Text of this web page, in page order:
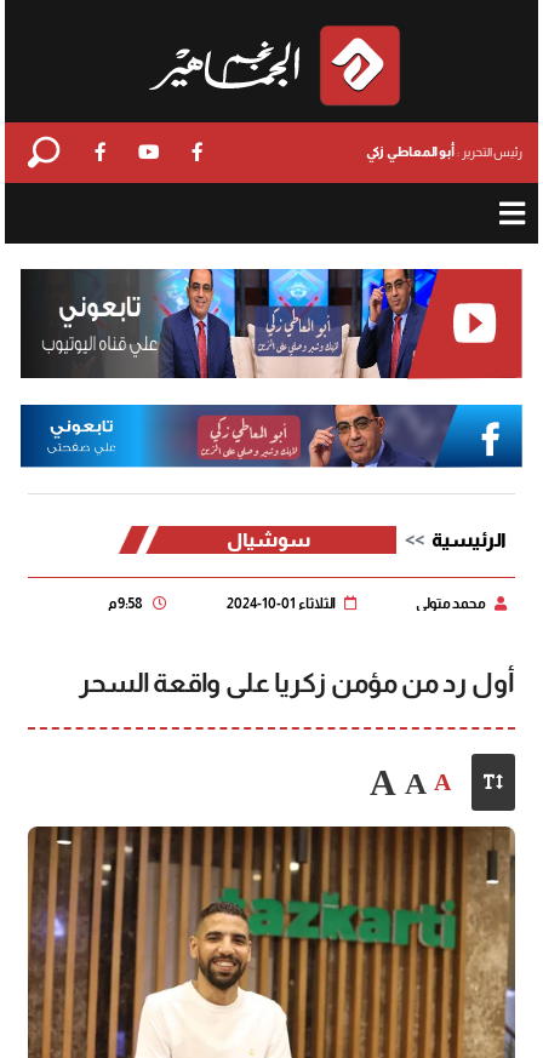
رئيس التحرير : أبو المعاطي زكي
الرئيسية سوشيال
محمد متولي الثلاثاء 01-10-2024
أول رد من مؤمن زكريا على واقعة السحر
A
A
A